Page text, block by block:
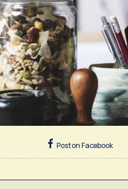
Post on Facebook